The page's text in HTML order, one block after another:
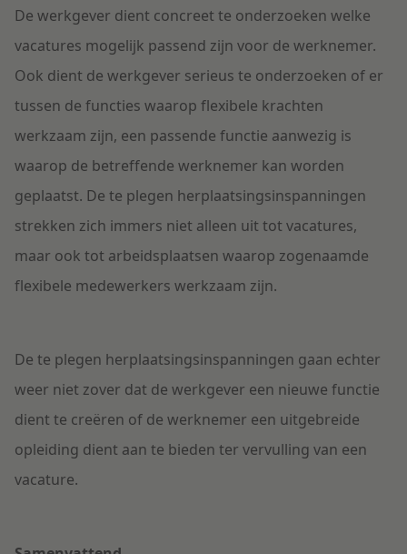
De werkgever dient concreet te onderzoeken welke
vacatures mogelijk passend zijn voor de werknemer.
Ook dient de werkgever serieus te onderzoeken of er
tussen de functies waarop flexibele krachten
werkzaam zijn, een passende functie aanwezig is
waarop de betreffende werknemer kan worden
geplaatst. De te plegen herplaatsingsinspanningen
strekken zich immers niet alleen uit tot vacatures,
maar ook tot arbeidsplaatsen waarop zogenaamde
flexibele medewerkers werkzaam zijn.
De te plegen herplaatsingsinspanningen gaan echter
weer niet zover dat de werkgever een nieuwe functie
dient te creëren of de werknemer een uitgebreide
opleiding dient aan te bieden ter vervulling van een
vacature.